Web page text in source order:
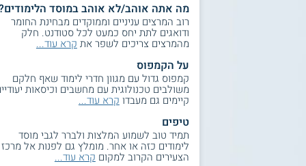
מה אתה אוהב/לא אוהב במוסד
רוב המרצים עניניים וממוקדים מבחינת החומר
ודואגים לתת יחס כמעט לכל סטודנט. חלק
מהמרצים צריכים לשפר את קרא עוד...
על הקמפוס
קמפוס גדול עם מגוון חדרי לימוד שאף חלקם
משולבים טכנולוגית עם מחשבים וכיסאות
קיימים גם מעבדו קרא עוד...
טיפים
תמיד טוב לשמוע המלצות ולברר לגבי מוסד
לימודים כזה או אחר. מומלץ גם לפנות אל מרכז
הצעירים הקרוב למקום קרא עוד...